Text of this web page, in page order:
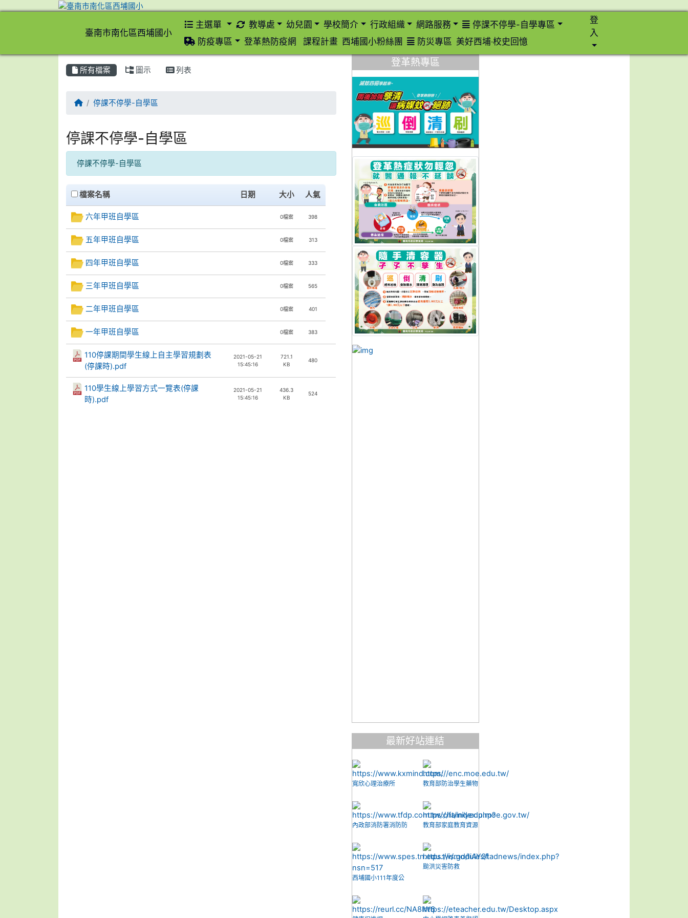
臺南市南化區西埔國小
主選單 重新取得佈景設定
教導處 幼兒園 學校簡介 行政組織 網路服務
停課不停學-自學專區
防疫專區
登革熱防疫網 課程計畫 西埔國小粉絲團 防災專區 美好西埔‧校史回憶
登
入
所有檔案 圖示 列表
回首頁停課不停學-自學區
停課不停學-自學區
停課不停學-自學區
clickAll
檔案名稱 日期 大小 人氣
六年甲班自學區 0檔案 398
五年甲班自學區 0檔案 313
四年甲班自學區 0檔案 333
三年甲班自學區 0檔案 565
二年甲班自學區 0檔案 401
一年甲班自學區 0檔案 383
110停課期間學生線上自主學習規劃表
(停課時).pdf
2021-05-21
15:45:16
721.1
KB
480
110學生線上學習方式一覽表(停課
時).pdf
2021-05-21
15:45:16
436.3
KB
524
登革熱專區
link to https://dengue.tn.edu.tw/Decree.html \
最新好站連結
寬欣心理治療所
教育部防治學生藥物
內政部消防署消防防
教育部家庭教育資源
西埔國小111年度公
颱洪災害防救